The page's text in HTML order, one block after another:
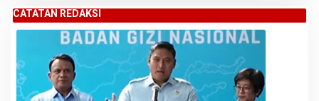
CATATAN REDAKSI